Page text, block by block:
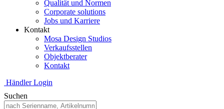
Qualität und Normen
Corporate solutions
Jobs und Karriere
Kontakt
Mosa Design Studios
Verkaufsstellen
Objektberater
Kontakt
Händler Login
Suchen